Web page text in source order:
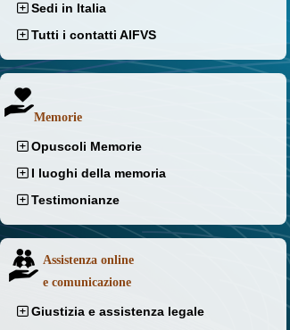
Sedi in Italia
Tutti i contatti AIFVS
Memorie
Opuscoli Memorie
I luoghi della memoria
Testimonianze
Assistenza online
e comunicazione
Giustizia e assistenza legale